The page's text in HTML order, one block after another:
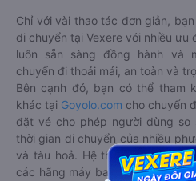
Chỉ với vài thao tác đơn giản,
di chuyển tại Vexere với nhiều ưu
luôn sẵn sàng đồng hành và
chuyến đi thoải mái, an toàn và
Bên cạnh đó, bạn có thể tham
khác tại Goyolo.com cho chuyến
đặt vé cho phép người dùng so
thời gian di chuyển của nhiều
và tàu hoả. Hệ thống của
các hãng máy bay, xe khách và